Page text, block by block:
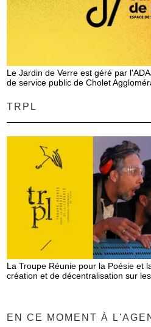
Le Jardin de Verre est géré par
de service public de Cholet
TRPL
La Troupe Réunie pour la Poésie et
création et de décentralisation sur
EN CE MOMENT À